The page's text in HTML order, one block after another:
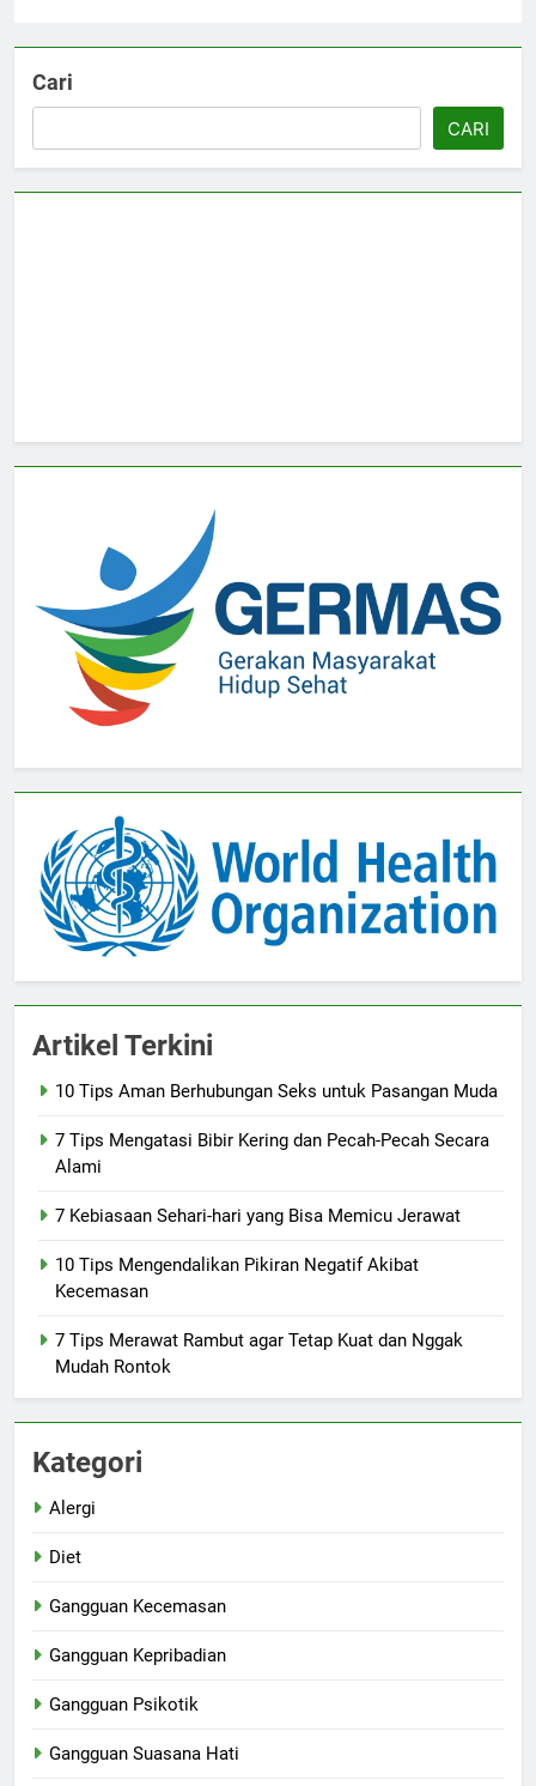
Cari
CARI
Artikel Terkini
10 Tips Aman Berhubungan Seks untuk Pasangan Muda
7 Tips Mengatasi Bibir Kering dan Pecah-Pecah Secara
Alami
7 Kebiasaan Sehari-hari yang Bisa Memicu Jerawat
10 Tips Mengendalikan Pikiran Negatif Akibat
Kecemasan
7 Tips Merawat Rambut agar Tetap Kuat dan Nggak
Mudah Rontok
Kategori
Alergi
Diet
Gangguan Kecemasan
Gangguan Kepribadian
Gangguan Psikotik
Gangguan Suasana Hati